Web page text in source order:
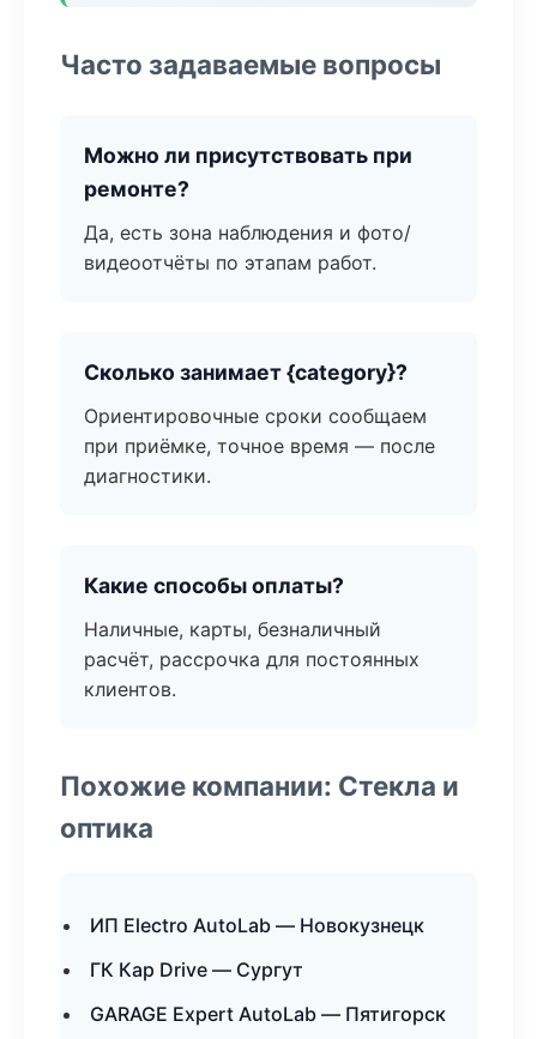
Часто задаваемые вопросы
Можно ли присутствовать при
ремонте?
Да, есть зона наблюдения и фото/
видеоотчёты по этапам работ.
Сколько занимает {category}?
Ориентировочные сроки сообщаем
при приёмке, точное время — после
диагностики.
Какие способы оплаты?
Наличные, карты, безналичный
расчёт, рассрочка для постоянных
клиентов.
Похожие компании: Стекла и
оптика
ИП Electro AutoLab — Новокузнецк
ГК Кар Drive — Сургут
GARAGE Expert AutoLab — Пятигорск